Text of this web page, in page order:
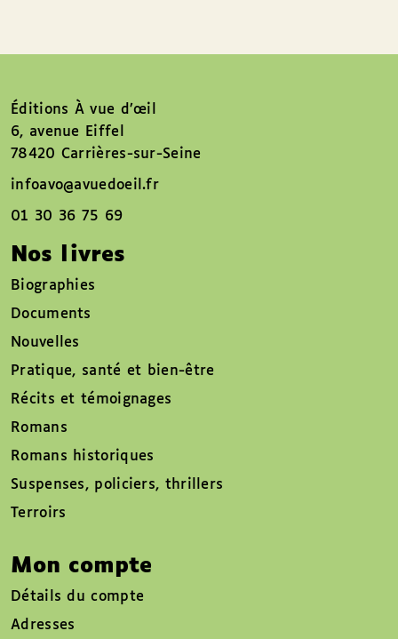
Éditions À vue d’œil
6, avenue Eiffel
78420 Carrières-sur-Seine
infoavo@avuedoeil.fr
01 30 36 75 69
Nos livres
Biographies
Documents
Nouvelles
Pratique, santé et bien-être
Récits et témoignages
Romans
Romans historiques
Suspenses, policiers, thrillers
Terroirs
Mon compte
Détails du compte
Adresses